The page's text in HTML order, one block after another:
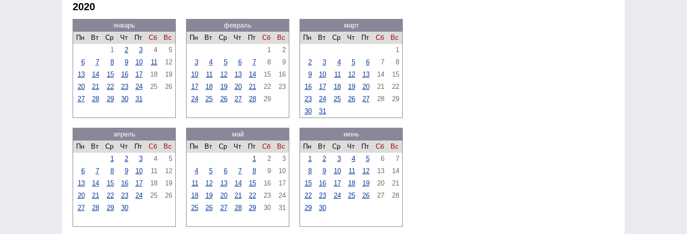
2020
январь
Пн
Вт Ср Чт Пт Сб
Вс
1
2 3 4
5
6
7 8 9 10 11
12
13
14 15 16 17 18
19
20
21 22 23 24 25
26
27
28 29 30 31
февраль
Пн
Вт Ср Чт Пт Сб
Вс
1
2
3
4 5 6 7 8
9
10
11 12 13 14 15
16
17
18 19 20 21 22
23
24
25 26 27 28 29
март
Пн
Вт Ср Чт Пт Сб
Вс
1
2
3 4 5 6 7
8
9
10 11 12 13 14
15
16
17 18 19 20 21
22
23
24 25 26 27 28
29
30
31
апрель
Пн
Вт Ср Чт Пт Сб
Вс
1
2 3 4
5
6
7 8 9 10 11
12
13
14 15 16 17 18
19
20
21 22 23 24 25
26
27
28 29 30
май
Пн
Вт Ср Чт Пт Сб
Вс
1
2
3
4
5 6 7 8 9
10
11
12 13 14 15 16
17
18
19 20 21 22 23
24
25
26 27 28 29 30 31
июнь
Пн
Вт Ср Чт Пт Сб
Вс
1
2 3 4 5 6
7
8
9 10 11 12 13
14
15
16 17 18 19 20
21
22
23 24 25 26 27
28
29
30